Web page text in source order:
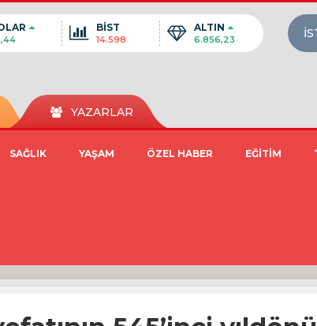
BİST
14.598
ALTIN
6.856,23
YAZARLAR
SAĞLIK YAŞAM ÖZEL HABER EĞİTİM